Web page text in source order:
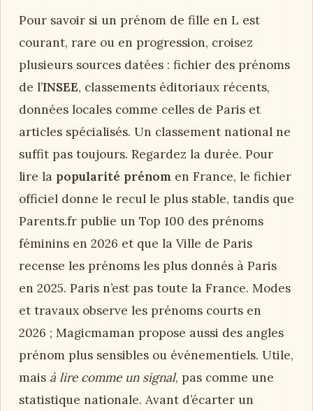
Pour savoir si un prénom de fille en L est
courant, rare ou en progression, croisez
plusieurs sources datées : fichier des prénoms
de l’INSEE, classements éditoriaux récents,
données locales comme celles de Paris et
articles spécialisés. Un classement national ne
suffit pas toujours. Regardez la durée. Pour
lire la popularité prénom en France, le fichier
officiel donne le recul le plus stable, tandis que
Parents.fr publie un Top 100 des prénoms
féminins en 2026 et que la Ville de Paris
recense les prénoms les plus donnés à Paris
en 2025. Paris n’est pas toute la France. Modes
et travaux observe les prénoms courts en
2026 ; Magicmaman propose aussi des angles
prénom plus sensibles ou événementiels. Utile,
mais à lire comme un signal, pas comme une
statistique nationale. Avant d’écarter un